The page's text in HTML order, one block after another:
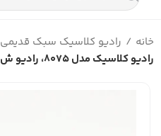
خانه
رادیو کلاسیک سبک قدیمی
رادیو کلاسیک مدل 8075، رادیو ش...